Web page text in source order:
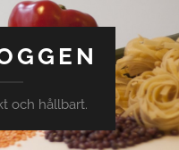
och hållbart.